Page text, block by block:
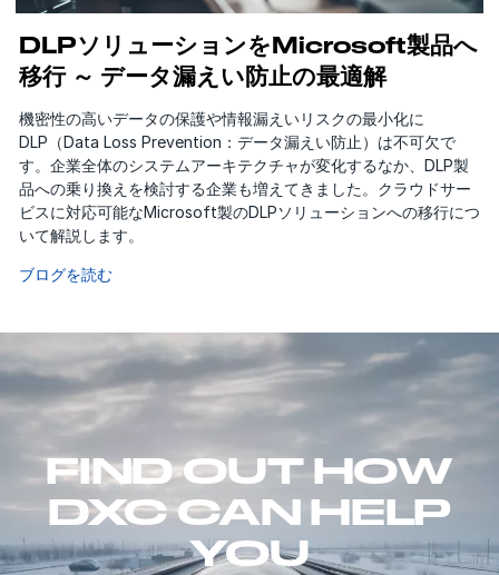
DLPソリューションをMicrosoft製品へ
移行 ～ データ漏えい防止の最適解
機密性の高いデータの保護や情報漏えいリスクの最小化に
DLP（Data Loss Prevention：データ漏えい防止）は不可欠で
す。企業全体のシステムアーキテクチャが変化するなか、DLP製
品への乗り換えを検討する企業も増えてきました。クラウドサー
ビスに対応可能なMicrosoft製のDLPソリューションへの移行につ
いて解説します。
ブログを読む
FIND OUT HOW
DXC CAN HELP
YOU